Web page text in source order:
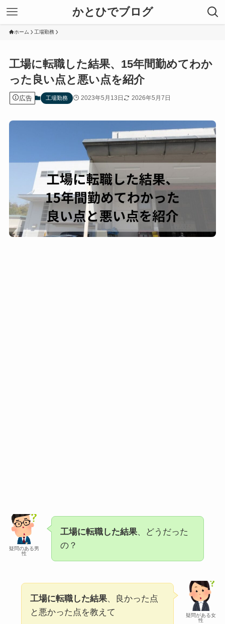
かとひでブログ
ホーム 工場勤務
工場に転職した結果、15年間勤めてわか
った良い点と悪い点を紹介
広告 工場勤務 2023年5月13日 2026年5月7日
疑問のある男
性
工場に転職した結果、どうだった
の？
疑問がある女
性
工場に転職した結果、良かった点
と悪かった点を教えて